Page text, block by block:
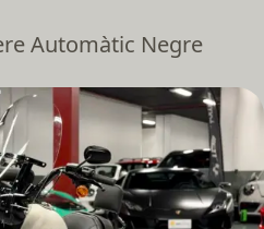
Automàtic Negre